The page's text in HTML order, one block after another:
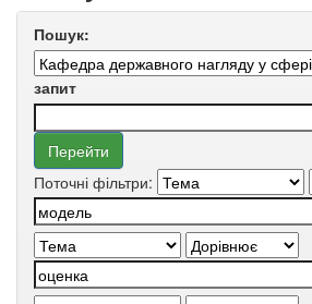
Пошук:
запит
Поточні фільтри: